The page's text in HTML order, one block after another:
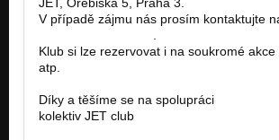
JET, Orebiská 5, Praha 3.
V případě zájmu nás prosím kontaktujte
.
Klub si lze rezervovat i na soukromé
atp.
Díky a těšíme se na spolupráci
kolektiv JET club